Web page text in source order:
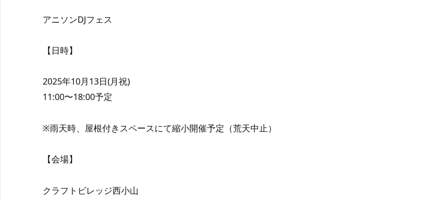
アニソンDJフェス
【日時】
2025年10月13日(月祝)
11:00〜18:00予定
※雨天時、屋根付きスペースにて縮小開催予定（荒天中止）
【会場】
クラフトビレッジ西小山